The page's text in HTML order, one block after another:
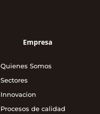
Empresa
Quienes Somos
Sectores
Innovacion
Procesos de calidad